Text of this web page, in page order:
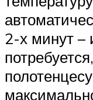
2-х минут –